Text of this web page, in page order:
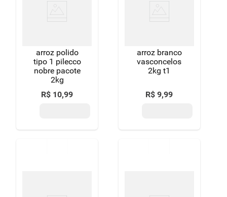
arroz polido
tipo 1 pilecco
nobre pacote
2kg
R$ 10,99
arroz branco
vasconcelos
2kg t1
R$ 9,99